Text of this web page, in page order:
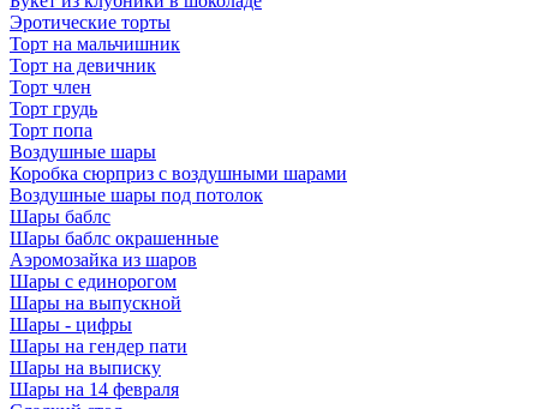
Эротические торты
Торт на мальчишник
Торт на девичник
Торт член
Торт грудь
Торт попа
Воздушные шары
Коробка сюрприз с воздушными шарами
Воздушные шары под потолок
Шары баблс
Шары баблс окрашенные
Аэромозайка из шаров
Шары с единорогом
Шары на выпускной
Шары - цифры
Шары на гендер пати
Шары на выписку
Шары на 14 февраля